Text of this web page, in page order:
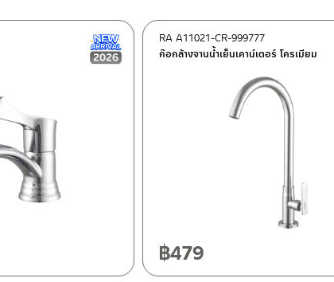
latest
New Arrival สินค้าใหม่ ปี 2026
ก๊อกล้างจานน้ำเย็นเคาน์เตอร์ โครเมียม
RA A11021-CR-999777
฿479